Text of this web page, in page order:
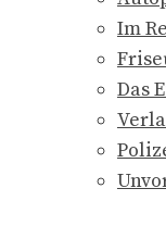
Im
Das